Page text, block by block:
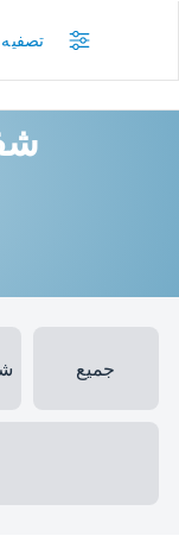
جميع
تصفيه